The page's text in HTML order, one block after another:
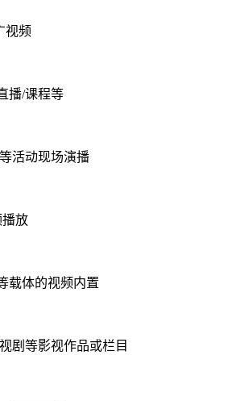
视频
播/课程等
活动现场演播
放
载体的视频内置
剧等影视作品或栏目